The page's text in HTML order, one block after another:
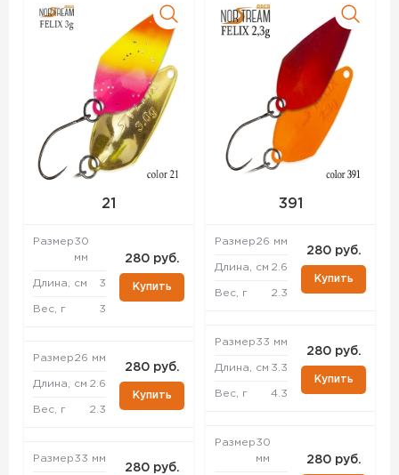
21
Размер30
мм
Длина, см 3
Вес, г 3
280 руб.
Купить
Размер26 мм
Длина, см 2.6
Вес, г 2.3
280 руб.
Купить
Размер33 мм
280 руб.
391
Размер26 мм
Длина, см 2.6
Вес, г 2.3
280 руб.
Купить
Размер33 мм
Длина, см 3.3
Вес, г 4.3
280 руб.
Купить
Размер30
мм
280 руб.